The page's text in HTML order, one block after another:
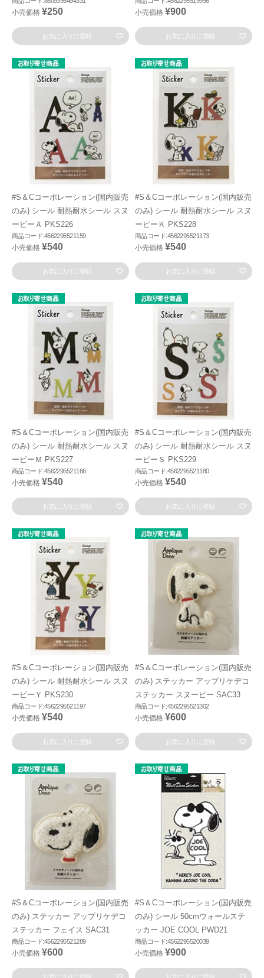
小売価格 ¥250
お気に入りに登録
小売価格 ¥900
お気に入りに登録
#S＆Cコーポレーション(国内販売
のみ) シール 耐熱耐水シール スヌ
ーピーＡ PKS226
商品コード:4562295521159
小売価格 ¥540
お気に入りに登録
#S＆Cコーポレーション(国内販売
のみ) シール 耐熱耐水シール スヌ
ーピーＫ PKS228
商品コード:4562295521173
小売価格 ¥540
お気に入りに登録
#S＆Cコーポレーション(国内販売
のみ) シール 耐熱耐水シール スヌ
ーピーＭ PKS227
商品コード:4562295521166
小売価格 ¥540
お気に入りに登録
#S＆Cコーポレーション(国内販売
のみ) シール 耐熱耐水シール スヌ
ーピーＳ PKS229
商品コード:4562295521180
小売価格 ¥540
お気に入りに登録
#S＆Cコーポレーション(国内販売
のみ) シール 耐熱耐水シール スヌ
ーピーＹ PKS230
商品コード:4562295521197
小売価格 ¥540
お気に入りに登録
#S＆Cコーポレーション(国内販売
のみ) ステッカー アップリケデコ
ステッカー スヌーピー SAC33
商品コード:4562295521302
小売価格 ¥600
お気に入りに登録
#S＆Cコーポレーション(国内販売
のみ) ステッカー アップリケデコ
ステッカー フェイス SAC31
商品コード:4562295521289
小売価格 ¥600
#S＆Cコーポレーション(国内販売
のみ) シール 50cmウォールステ
ッカー JOE COOL PWD21
商品コード:4562295520039
小売価格 ¥900